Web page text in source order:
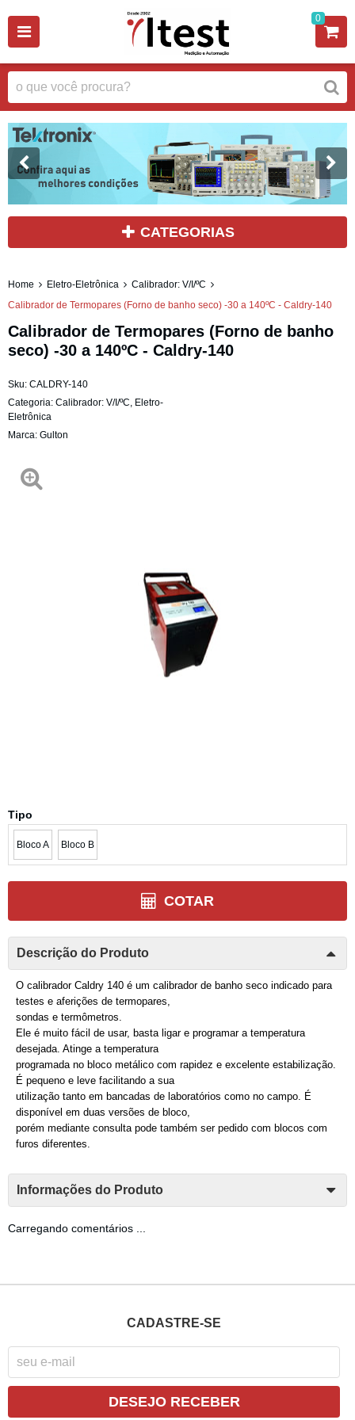
0
CATEGORIAS
Home Eletro-Eletrônica
Calibrador: V/I/ºC
Calibrador de Termopares (Forno de banho seco) -30 a 140ºC - Caldry-140
Calibrador de Termopares (Forno de banho
seco) -30 a 140ºC - Caldry-140
Sku: CALDRY-140
Categoria: Calibrador: V/I/ºC, Eletro-
Eletrônica
Marca: Gulton
Tipo
Bloco A Bloco B
COTAR
Descrição do Produto
O calibrador Caldry 140 é um calibrador de banho seco indicado para
testes e aferições de termopares,
sondas e termômetros.
Ele é muito fácil de usar, basta ligar e programar a temperatura
desejada. Atinge a temperatura
programada no bloco metálico com rapidez e excelente estabilização.
É pequeno e leve facilitando a sua
utilização tanto em bancadas de laboratórios como no campo. É
disponível em duas versões de bloco,
porém mediante consulta pode também ser pedido com blocos com
furos diferentes.
Informações do Produto
Carregando comentários ...
CADASTRE-SE
DESEJO RECEBER